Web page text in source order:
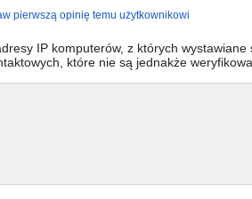
pierwszą opinię temu użytkownikowi
IP komputerów, z których wystawiane
które nie są jednakże